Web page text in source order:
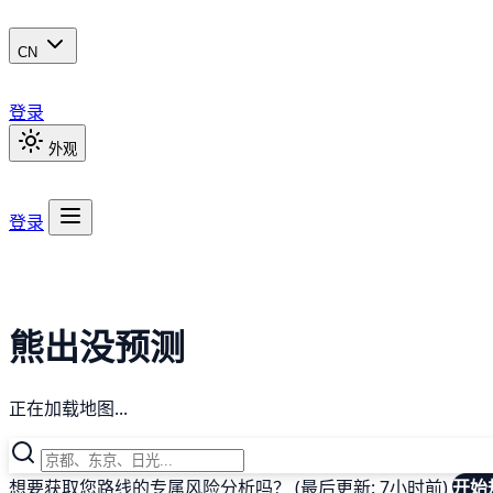
CN
登录
外观
登录
熊出没预测
正在加载地图...
想要获取您路线的专属风险分析吗？ (最后更新: 7小时前)开始